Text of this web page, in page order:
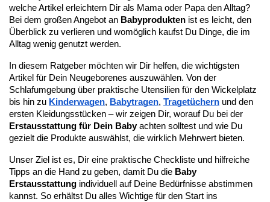
welche Artikel erleichtern Dir als Mama oder Papa den Alltag?
Bei dem großen Angebot an Babyprodukten ist es leicht, den
Überblick zu verlieren und womöglich kaufst Du Dinge, die im
Alltag wenig genutzt werden.
In diesem Ratgeber möchten wir Dir helfen, die wichtigsten
Artikel für Dein Neugeborenes auszuwählen. Von der
Schlafumgebung über praktische Utensilien für den Wickelplatz
bis hin zu Kinderwagen, Babytragen, Tragetüchern und den
Erstausstattung für Dein Baby achten solltest und wie Du
gezielt die Produkte auswählst, die wirklich Mehrwert bieten.
Unser Ziel ist es, Dir eine praktische Checkliste und hilfreiche
Tipps an die Hand zu geben, damit Du die Baby
Erstausstattung individuell auf Deine Bedürfnisse abstimmen
kannst. So erhältst Du alles Wichtige für den Start ins